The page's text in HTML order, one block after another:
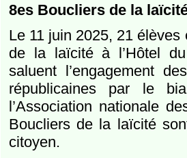
8es Boucliers de la
Le 11 juin 2025, 21
de la laïcité à l’Hôtel
saluent l’engagement
républicaines par le
l’Association nationale
Boucliers de la laïcité
citoyen.